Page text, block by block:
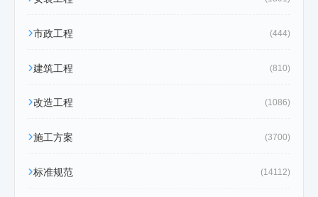
市政工程 (444)
建筑工程 (810)
改造工程 (1086)
施工方案 (3700)
标准规范 (14112)